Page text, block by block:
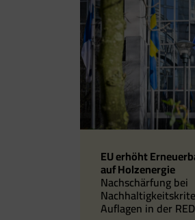
EU erhöht
auf Holzenergie
Nachschärfung bei
Auflagen in der